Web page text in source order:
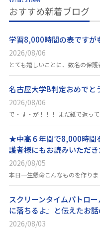
おすすめ新着ブログ
学習8,000時間の表ですが
2026/08/06
とても嬉しいことに、数名の保
名古屋大学B判定おめでと
2026/08/06
で・す・が！！！ まだ紙で返っ
★中高６年間で8,000時間
護者様にもお読みいただき
2026/08/05
本日一生懸命こんなものを作り
スクリーンタイムパトロ
に落ちるよ』と伝えたお話
2026/08/03